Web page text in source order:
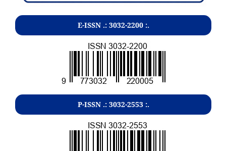
E-ISSN .: 3032-2200:.
P-ISSN .: 3032-2553:.